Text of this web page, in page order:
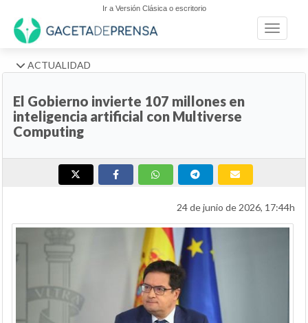
Ir a Versión Clásica o escritorio
Toggle
ACTUALIDAD
El Gobierno invierte 107 millones en
inteligencia artificial con Multiverse
Computing
24 de junio de 2026, 17:44h